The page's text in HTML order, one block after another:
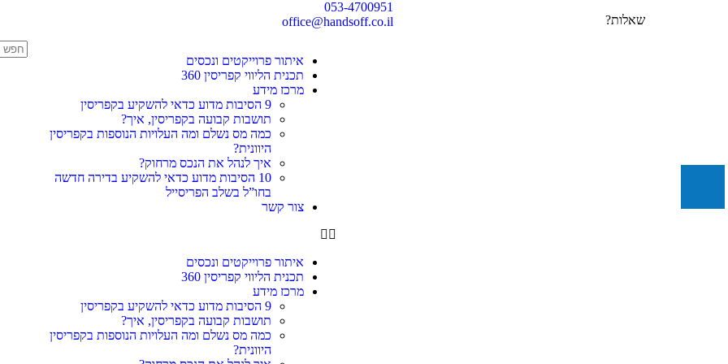
שאלות?
053-4700951
office@handsoff.co.il
איתור פרוייקטים ונכסים
תכנית הליווי קפריסין 360
מרכז מידע
9 הסיבות מדוע כדאי להשקיע בקפריסין
תושבות קבועה בקפריסין, איך?
כמה מס נשלם ומה העלויות הנוספות בקפריסין
היוונית?
איך לנהל את הנכס מרחוק?
10 הסיבות מדוע כדאי להשקיע בדירה חדשה
בחו”ל בשלב הפריסייל
צור קשר
איתור פרוייקטים ונכסים
תכנית הליווי קפריסין 360
מרכז מידע
9 הסיבות מדוע כדאי להשקיע בקפריסין
תושבות קבועה בקפריסין, איך?
כמה מס נשלם ומה העלויות הנוספות בקפריסין
היוונית?